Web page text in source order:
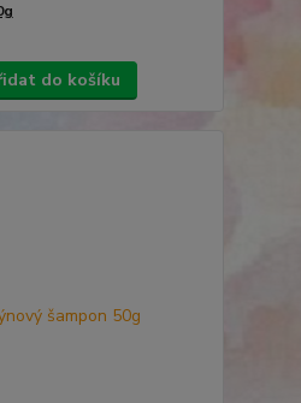
do košíku